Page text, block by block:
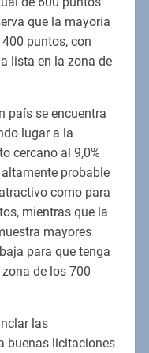
que la mayoría
puntos, con
lista en la zona de
país se encuentra
lugar a la
cercano al 9,0%
probable
como para
mientras que la
mayores
para que tenga
de los 700
las
buenas licitaciones